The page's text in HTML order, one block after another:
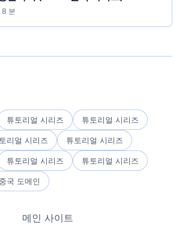
8 분
튜토리얼 시리즈 튜토리얼 시리즈
리얼 시리즈 튜토리얼 시리즈
튜토리얼 시리즈 튜토리얼 시리즈
중국 도메인
메인 사이트